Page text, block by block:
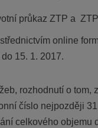
průkaz ZTP a
online
15. 1. 2017.
rozhodnutí o tom,
číslo nejpozději
celkového objemu